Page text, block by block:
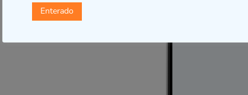
Enterado